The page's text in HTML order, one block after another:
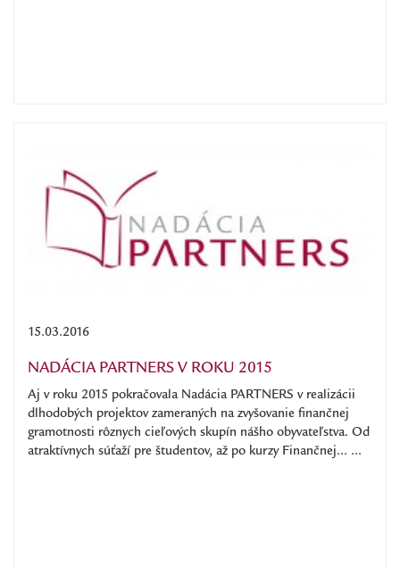
15.03.2016
NADÁCIA PARTNERS V ROKU 2015
Aj v roku 2015 pokračovala Nadácia PARTNERS v realizácii
dlhodobých projektov zameraných na zvyšovanie finančnej
gramotnosti rôznych cieľových skupín nášho obyvateľstva. Od
atraktívnych súťaží pre študentov, až po kurzy Finančnej... ...